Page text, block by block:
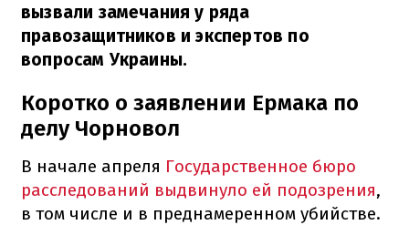
вызвали замечания у ряда
правозащитников и экспертов по
вопросам Украины.
Коротко о заявлении Ермака по
делу Чорновол
В начале апреля Государственное бюро
расследований выдвинуло ей подозрения,
в том числе и в преднамеренном убийстве.